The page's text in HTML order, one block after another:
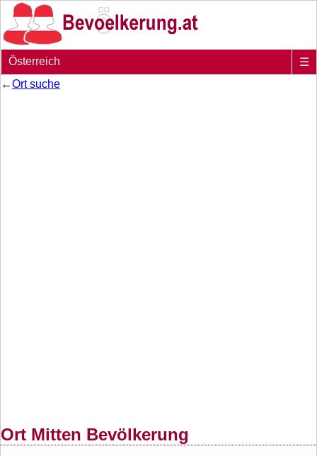
Österreich
☰
←Ort suche
Ort Mitten Bevölkerung